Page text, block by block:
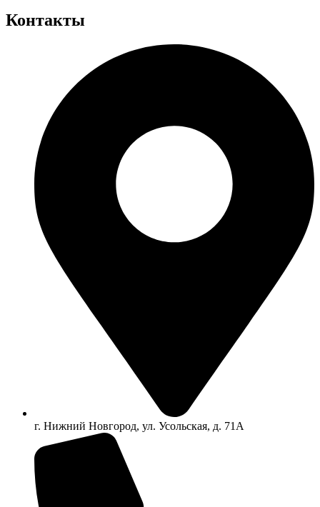
Контакты
г. Нижний Новгород, ул. Усольская, д. 71А